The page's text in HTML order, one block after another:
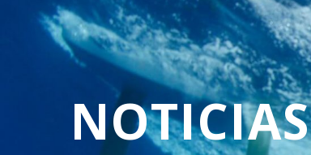
NOTICIAS